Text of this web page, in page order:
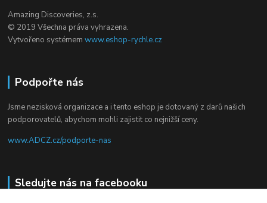
Amazing Discoveries, z.s.
© 2019 Všechna práva vyhrazena.
Vytvořeno systémemwww.eshop-rychle.cz
Podpořte nás
Jsme nezisková organizace a i tento eshop je dotovaný z darů našich
podporovatelů, abychom mohli zajistit co nejnižší ceny.
www.ADCZ.cz/podporte-nas
Sledujte nás na facebooku